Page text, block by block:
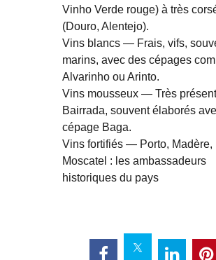
Vinho Verde rouge) à très
(Douro, Alentejo).
Vins blancs — Frais, vifs,
marins, avec des cépages
Alvarinho ou Arinto.
Vins mousseux — Très
Bairrada, souvent élaborés
cépage Baga.
Vins fortifiés — Porto, Madère,
Moscatel : les ambassadeurs
historiques du pays